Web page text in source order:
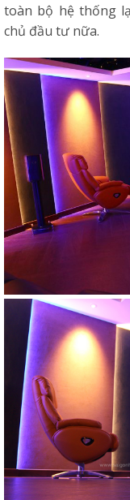
toàn bộ hệ thống
chủ đầu tư nữa.